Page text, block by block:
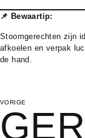
📌 Bewaartip:
Stoomgerechten zijn
afkoelen en verpak
de hand.
VORIGE